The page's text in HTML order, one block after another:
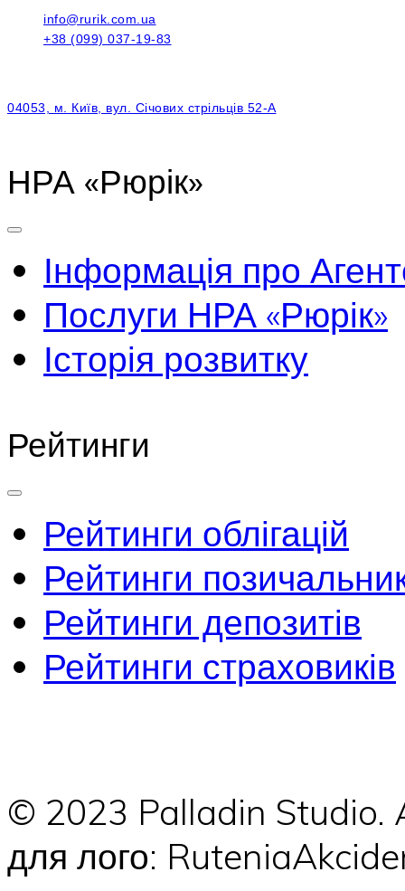
info@rurik.com.ua
+38 (099) 037-19-83
04053, м. Київ, вул. Січових стрільців 52-А
НРА «Рюрік»
Інформація про
Послуги НРА «Рюрік»
Історія розвитку
Рейтинги
Рейтинги облігацій
Рейтинги
Рейтинги депозитів
Рейтинги страховиків
© 2023 Palladin
для лого: